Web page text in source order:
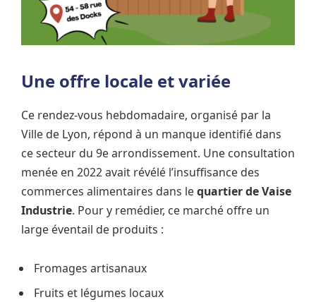
Une offre locale et variée
Ce rendez-vous hebdomadaire, organisé par la
Ville de Lyon, répond à un manque identifié dans
ce secteur du 9e arrondissement. Une consultation
menée en 2022 avait révélé l’insuffisance des
commerces alimentaires dans lequartier de Vaise
Industrie. Pour y remédier, ce marché offre un
large éventail de produits :
Fromages artisanaux
Fruits et légumes locaux